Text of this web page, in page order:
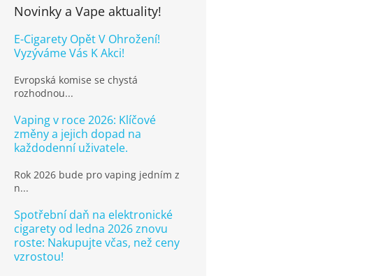
Novinky a Vape aktuality!
E-Cigarety Opět V Ohrožení!
Vyzýváme Vás K Akci!
Evropská komise se chystá
rozhodnou...
Vaping v roce 2026: Klíčové
změny a jejich dopad na
každodenní uživatele.
Rok 2026 bude pro vaping jedním z
n...
Spotřební daň na elektronické
cigarety od ledna 2026 znovu
roste: Nakupujte včas, než ceny
vzrostou!